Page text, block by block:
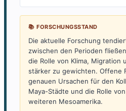
📚 FORSCHUNGSSTAND
Die aktuelle Forschung
zwischen den Perioden
die Rolle von Klima, Migration
stärker zu gewichten. Offene
genauen Ursachen für den
Maya-Städte und die Rolle
weiteren Mesoamerika.